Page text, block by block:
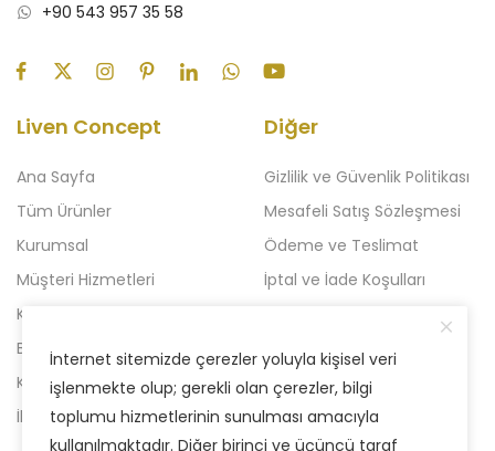
+90 543 957 35 58
Liven Concept
Ana Sayfa
Tüm Ürünler
Kurumsal
Müşteri Hizmetleri
Kampanyalı Ürünler
Blog
Kataloglar
İletişim
Diğer
Gizlilik ve Güvenlik Politikası
Mesafeli Satış Sözleşmesi
Ödeme ve Teslimat
İptal ve İade Koşulları
Liven 2'li Kampanyalar
Yeni Kampanya
İnternet sitemizde çerezler yoluyla kişisel veri
işlenmekte olup; gerekli olan çerezler, bilgi
toplumu hizmetlerinin sunulması amacıyla
kullanılmaktadır. Diğer birinci ve üçüncü taraf